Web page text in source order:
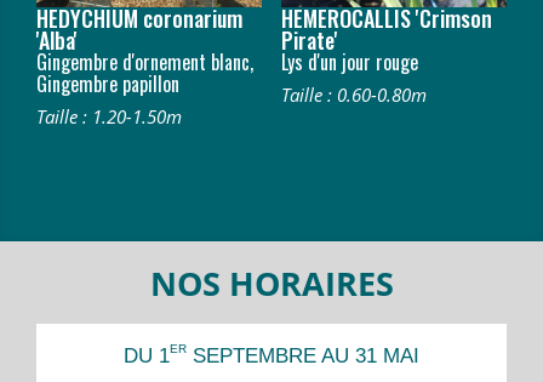
HEDYCHIUM coronarium
'Alba'
Gingembre d'ornement blanc,
Gingembre papillon
Taille : 1.20-1.50m
HEMEROCALLIS 'Crimson
Pirate'
Lys d'un jour rouge
Taille : 0.60-0.80m
NOS HORAIRES
DU 1ER SEPTEMBRE AU 31 MAI